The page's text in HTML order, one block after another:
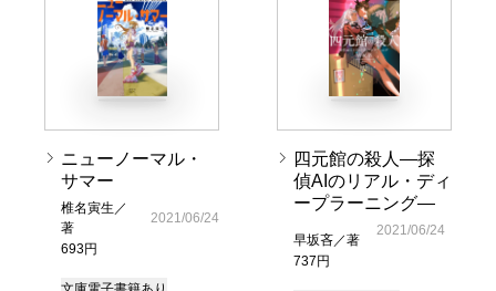
ニューノーマル・
サマー
椎名寅生／
著
693円
2021/06/24
四元館の殺人―探
偵AIのリアル・ディ
ープラーニング―
早坂吝／著
737円
2021/06/24